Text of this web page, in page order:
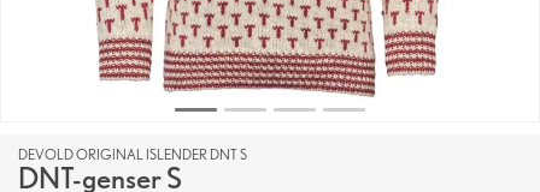
DEVOLD ORIGINAL ISLENDER DNT S
DNT-genser S